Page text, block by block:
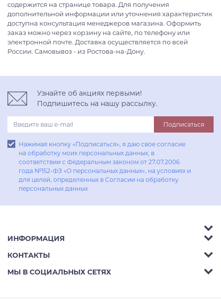
содержится на странице товара. Для получения
дополнительной информации или уточнения характеристик
доступна консультация менеджеров магазина. Оформить
заказ можно через корзину на сайте, по телефону или
электронной почте. Доставка осуществляется по всей
России. Самовывоз - из Ростова-на-Дону.
Узнайте об акциях первыми!
Подпишитесь на нашу рассылку.
Подписаться
Нажимая кнопку «Подписаться», я даю свое согласие
на обработку моих персональных данных, в
соответствии с Федеральным законом от 27.07.2006
года №152-ФЗ «О персональных данных», на условиях и
для целей, определенных в Согласии на обработку
персональных данных
Аксессуары
Гостиные
Кухни
Кабинеты
ИНФОРМАЦИЯ
Акции
Доставка
КОНТАКТЫ
Телефон: 8 (800) 302-42-39
МЫ В СОЦИАЛЬНЫХ СЕТЯХ